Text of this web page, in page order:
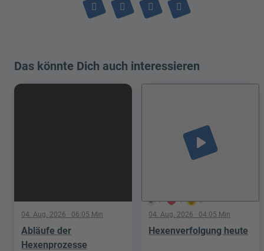
Das könnte Dich auch interessieren
04. Aug. 2026 · 06:05 Min
Abläufe der
Hexenprozesse
7 1 0
play_arrow
04. Aug. 2026 · 04:05 Min
Hexenverfolgung heute